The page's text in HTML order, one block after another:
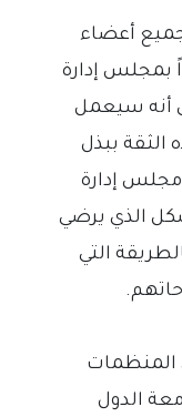
جميع أعضاء
بمجلس إدارة
أنه سيعمل
الثقة ببذل
إدارة
الذي يرضي
التي
المنظمات
الدول